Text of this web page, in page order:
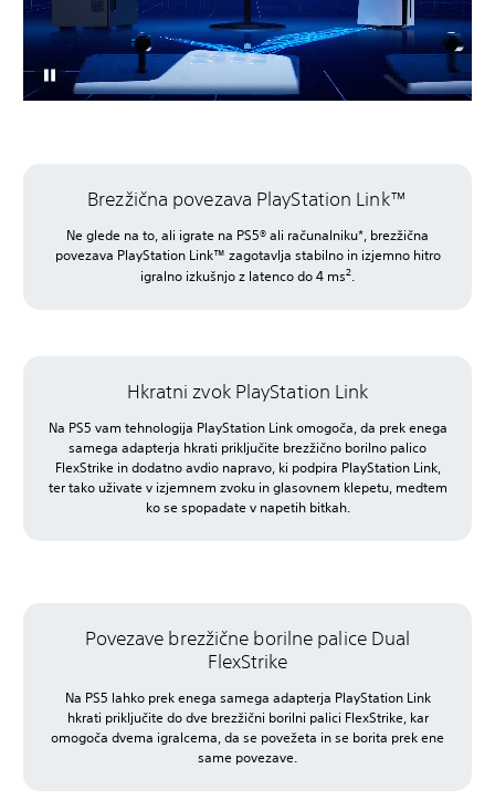
Brezžična povezava PlayStation Link™
Ne glede na to, ali igrate na PS5® ali računalniku*, brezžična
povezava PlayStation Link™ zagotavlja stabilno in izjemno hitro
igralno izkušnjo z latenco do 4 ms2.
Hkratni zvok PlayStation Link
Na PS5 vam tehnologija PlayStation Link omogoča, da prek enega
samega adapterja hkrati priključite brezžično borilno palico
FlexStrike in dodatno avdio napravo, ki podpira PlayStation Link,
ter tako uživate v izjemnem zvoku in glasovnem klepetu, medtem
ko se spopadate v napetih bitkah.
Povezave brezžične borilne palice Dual
FlexStrike
Na PS5 lahko prek enega samega adapterja PlayStation Link
hkrati priključite do dve brezžični borilni palici FlexStrike, kar
omogoča dvema igralcema, da se povežeta in se borita prek ene
same povezave.